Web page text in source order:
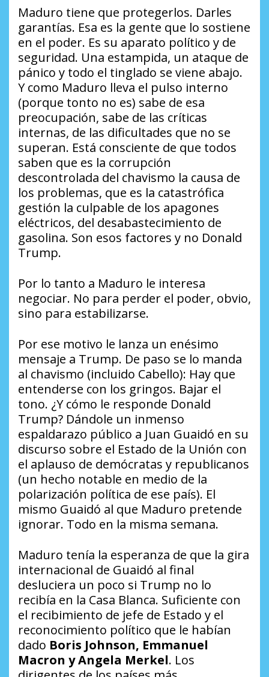
Maduro tiene que protegerlos. Darles
garantías. Esa es la gente que lo sostiene
en el poder. Es su aparato político y de
seguridad. Una estampida, un ataque de
pánico y todo el tinglado se viene abajo.
Y como Maduro lleva el pulso interno
(porque tonto no es) sabe de esa
preocupación, sabe de las críticas
internas, de las dificultades que no se
superan. Está consciente de que todos
saben que es la corrupción
descontrolada del chavismo la causa de
los problemas, que es la catastrófica
gestión la culpable de los apagones
eléctricos, del desabastecimiento de
gasolina. Son esos factores y no Donald
Trump.
Por lo tanto a Maduro le interesa
negociar. No para perder el poder, obvio,
sino para estabilizarse.
Por ese motivo le lanza un enésimo
mensaje a Trump. De paso se lo manda
al chavismo (incluido Cabello): Hay que
entenderse con los gringos. Bajar el
tono. ¿Y cómo le responde Donald
Trump? Dándole un inmenso
espaldarazo público a Juan Guaidó en su
discurso sobre el Estado de la Unión con
el aplauso de demócratas y republicanos
(un hecho notable en medio de la
polarización política de ese país). El
mismo Guaidó al que Maduro pretende
ignorar. Todo en la misma semana.
Maduro tenía la esperanza de que la gira
internacional de Guaidó al final
desluciera un poco si Trump no lo
recibía en la Casa Blanca. Suficiente con
el recibimiento de jefe de Estado y el
reconocimiento político que le habían
dado Boris Johnson, Emmanuel
Macron y Angela Merkel. Los